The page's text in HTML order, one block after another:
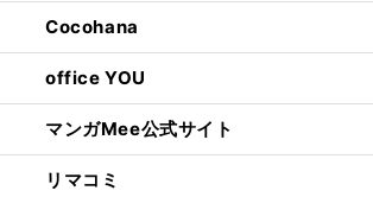
Cocohana
office YOU
マンガMee公式サイト
リマコミ